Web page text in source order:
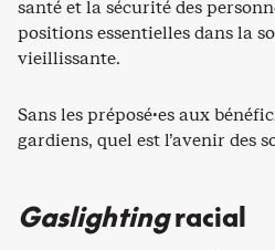
santé et la sécurité des
positions essentielles dans la
vieillissante.
Sans les préposé·es aux
gardiens, quel est l’avenir des
Gaslightingracial